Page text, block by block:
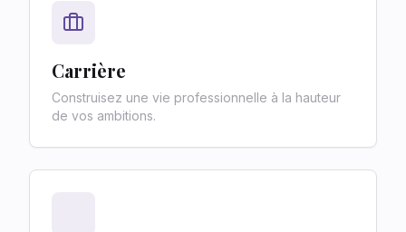
Carrière
Construisez une vie professionnelle à la hauteur
de vos ambitions.